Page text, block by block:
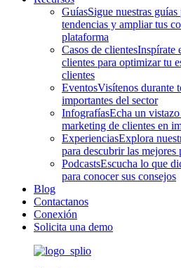
GuíasSigue nuestras
tendencias y ampliar tus
plataforma
Casos de clientesInspírate
clientes para optimizar tu
clientes
EventosVisítenos durante
importantes del sector
InfografíasEcha un
marketing de clientes en
ExperienciasExplora
para descubrir las mejores
PodcastsEscucha lo que
para conocer sus consejos
Blog
Contactanos
Conexión
Solicita una demo